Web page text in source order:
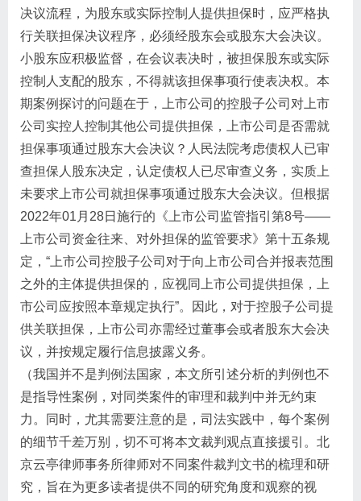
决议流程，为股东或实际控制人提供担保时，应严格执
行关联担保决议程序，必须经股东会或股东大会决议。
小股东应积极监督，在会议表决时，被担保股东或实际
控制人支配的股东，不得就该担保事项行使表决权。本
期案例探讨的问题在于，上市公司的控股子公司对上市
公司实控人控制其他公司提供担保，上市公司是否需就
担保事项通过股东大会决议？人民法院考虑债权人已审
查担保人股东决定，认定债权人已尽审查义务，实质上
未要求上市公司就担保事项通过股东大会决议。但根据
2022年01月28日施行的《上市公司监管指引第8号——
上市公司资金往来、对外担保的监管要求》第十五条规
定，“上市公司控股子公司对于向上市公司合并报表范围
之外的主体提供担保的，应视同上市公司提供担保，上
市公司应按照本章规定执行”。因此，对于控股子公司提
供关联担保，上市公司亦需经过董事会或者股东大会决
议，并按规定履行信息披露义务。
（我国并不是判例法国家，本文所引述分析的判例也不
是指导性案例，对同类案件的审理和裁判中并无约束
力。同时，尤其需要注意的是，司法实践中，每个案例
的细节千差万别，切不可将本文裁判观点直接援引。北
京云亭律师事务所律师对不同案件裁判文书的梳理和研
究，旨在为更多读者提供不同的研究角度和观察的视